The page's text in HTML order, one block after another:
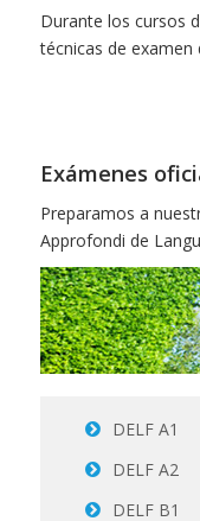
Durante los cursos
técnicas de
Exámenes
Preparamos a
Approfondi de
DELF A1
DELF A2
DELF B1